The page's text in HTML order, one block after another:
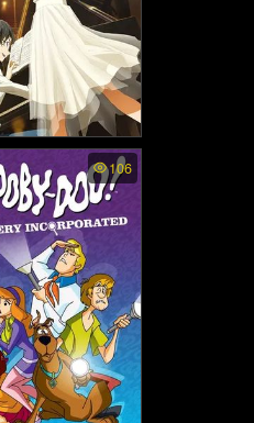
wa Kimi no Uso
ย - เพลงรักสองหัวใ
จ (2014)
106